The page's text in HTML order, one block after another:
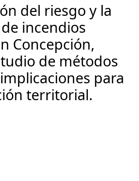
del riesgo y la
incendios
Concepción,
de métodos
para
territorial.